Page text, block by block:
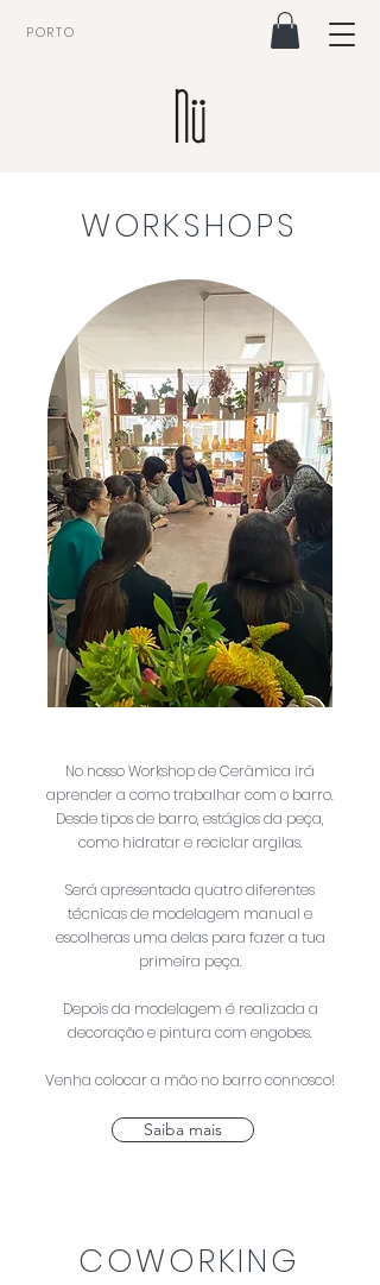
PORTO
WORKSHOPS
No nosso Workshop de Cerâmica irá
aprender a como trabalhar com o barro.
Desde tipos de barro, estágios da peça,
como hidratar e reciclar argilas.
Será apresentada quatro diferentes
técnicas de modelagem manual e
escolheras uma delas para fazer a tua
primeira peça.
Depois da modelagem é realizada a
decoração e pintura com engobes.
Venha colocar a mão no barro connosco!
Saiba mais
COWORKING